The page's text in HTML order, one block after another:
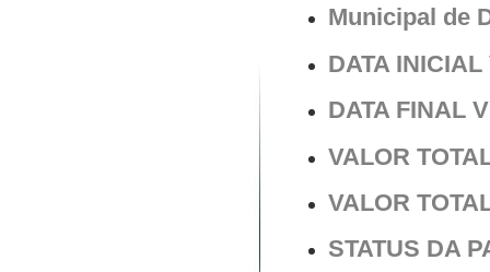
Municipal de
DATA
DATA FINAL
VALOR
VALOR
STATUS DA